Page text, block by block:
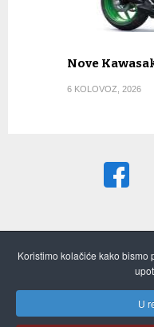
Nove
6 KOLOVOZ, 2026
ON-
Koristimo kolačiće kako bismo
U